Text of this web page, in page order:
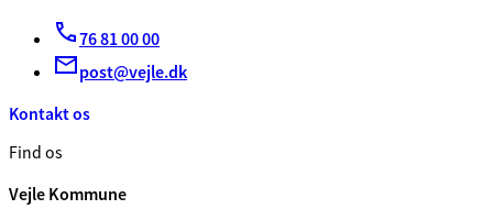
76 81 00 00
post@vejle.dk
Kontakt os
Find os
Vejle Kommune